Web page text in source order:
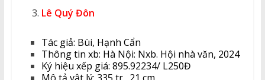
Lê Quý Đôn
Tác giả: Bùi, Hạnh Cẩn
Thông tin xb: Hà Nội: Nxb. Hội nhà văn, 2024
Ký hiệu xếp giá: 895.92234/ L250Đ